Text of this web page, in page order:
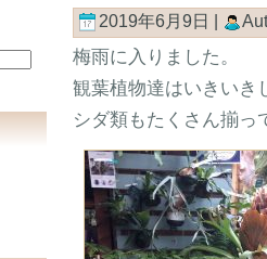
2019年6月9日 |
梅雨に入りました。
観葉植物達はいきいき
シダ類もたくさん揃っ